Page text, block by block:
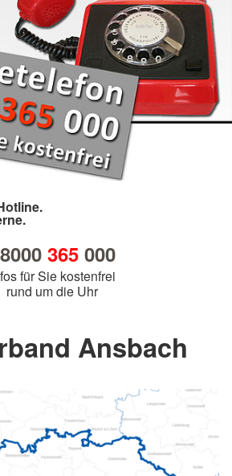
365000
für Sie kostenfrei
rund um die Uhr
Ansbach